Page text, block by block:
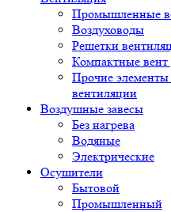
Промышленные
Воздуховоды
Решетки
Компактные вент
Прочие
вентиляции
Воздушные завесы
Без нагрева
Водяные
Электрические
Осушители
Бытовой
Промышленный